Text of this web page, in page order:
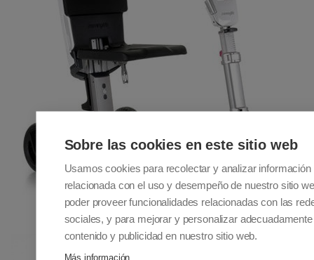
Sobre las cookies en este sitio web
Usamos cookies para recolectar y analizar información
relacionada con el uso y desempeño de nuestro sitio
poder proveer funcionalidades relacionadas con las
sociales, y para mejorar y personalizar
contenido y publicidad en nuestro sitio web.
Más información